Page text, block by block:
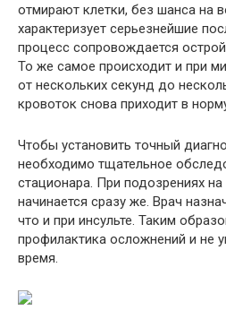
отмирают клетки, без шанса на
характеризует серьезнейшие
процесс сопровождается
То же самое происходит и при
от нескольких секунд до
кровоток снова приходит в
Чтобы установить точный
необходимо тщательное
стационара. При подозрениях на
начинается сразу же. Врач
что и при инсульте. Таким
профилактика осложнений и не
время.